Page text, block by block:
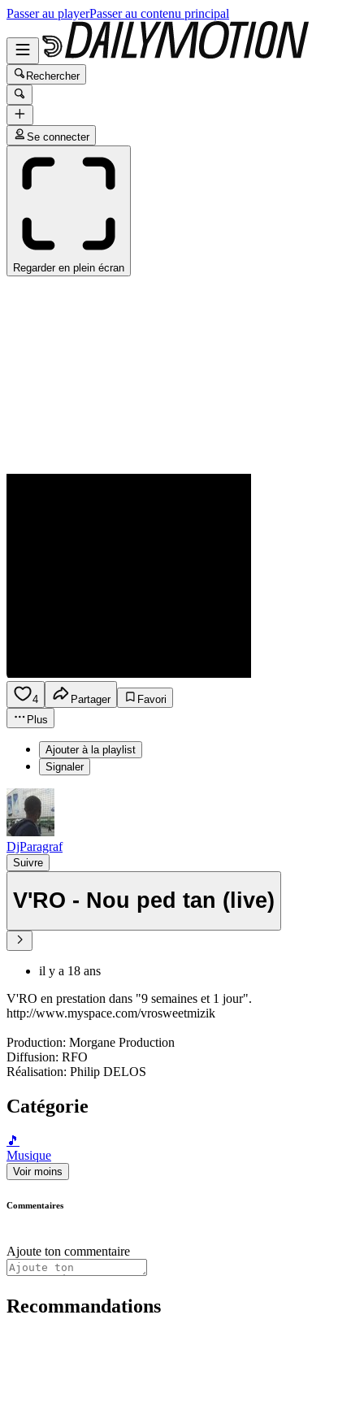
Passer au playerPasser au contenu principal
Rechercher
Se connecter
Regarder en plein écran
4 Partager
Favori
Plus
Ajouter à la playlist
Signaler
DjParagraf
Suivre
V'RO - Nou ped tan (live)
il y a 18 ans
V'RO en prestation dans "9 semaines et 1 jour".
http://www.myspace.com/vrosweetmizik
Production: Morgane Production
Diffusion: RFO
Réalisation: Philip DELOS
Catégorie
🎵
Musique
Voir moins
Commentaires
Ajoute ton commentaire
Recommandations